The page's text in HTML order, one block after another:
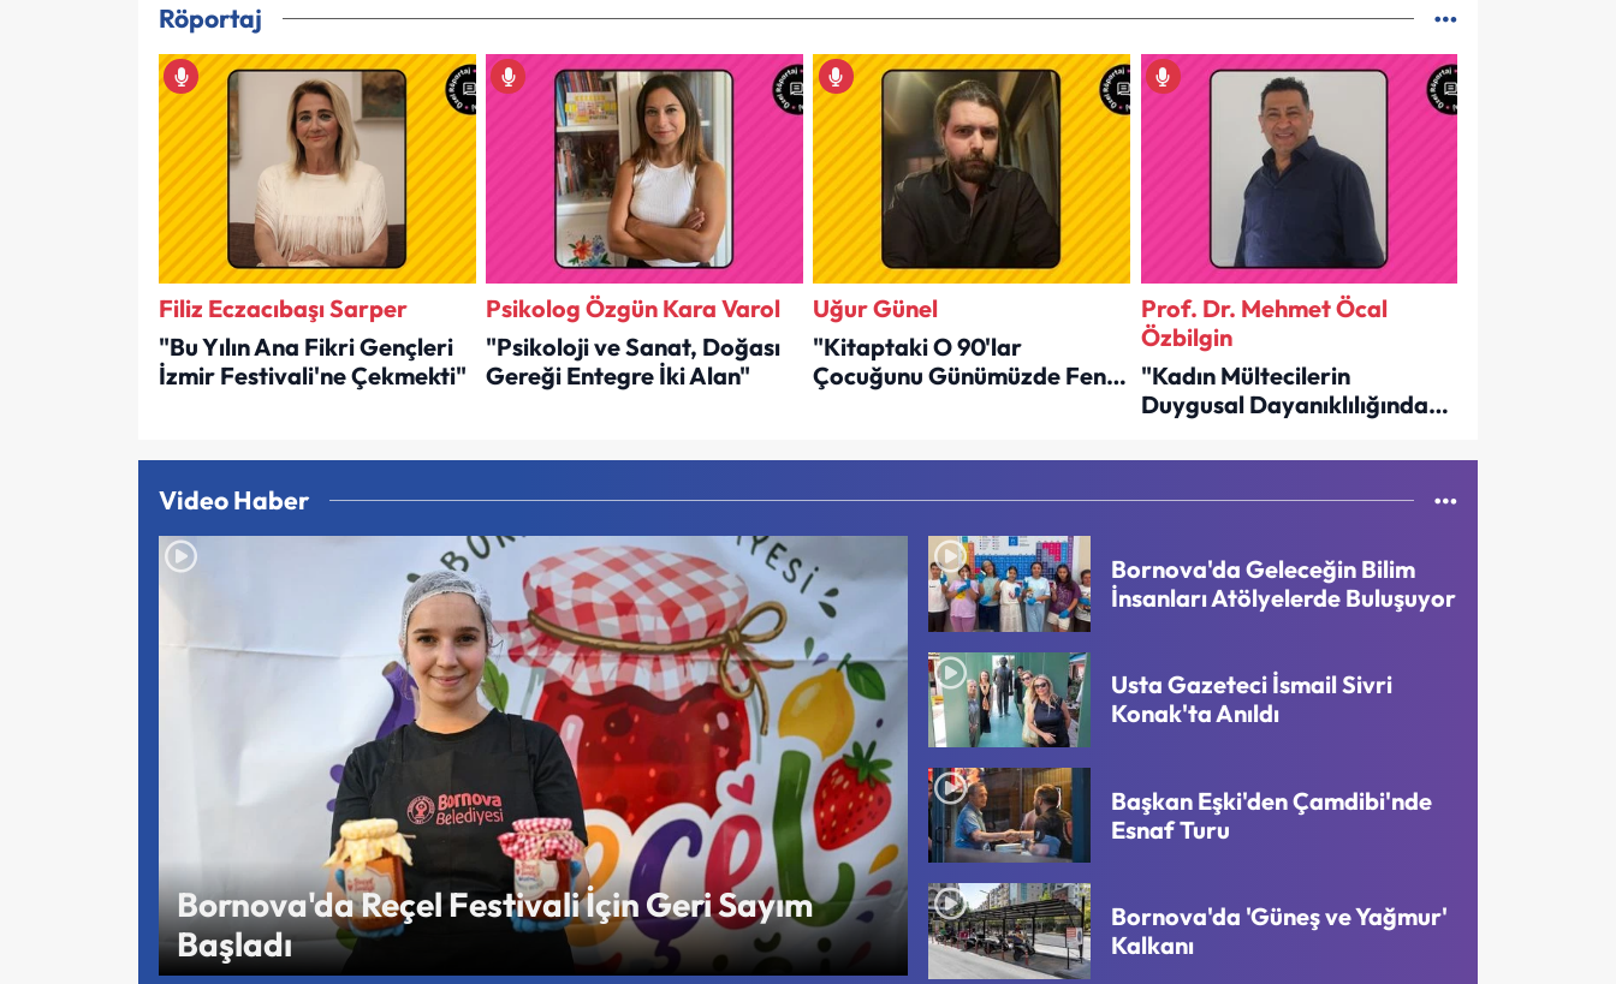
Röportaj
Filiz Eczacıbaşı Sarper
"Bu Yılın Ana Fikri Gençleri
İzmir Festivali'ne Çekmekti"
Psikolog Özgün Kara Varol
"Psikoloji ve Sanat, Doğası
Gereği Entegre İki Alan"
Uğur Günel
"Kitaptaki O 90'lar
Çocuğunu Günümüzde Fena
Prof. Dr. Mehmet Öcal
Özbilgin
"Kadın Mültecilerin
Duygusal Dayanıklılığından
Video Haber
Bornova'da Reçel Festivali İçin Geri Sayım
Başladı
Bornova'da Geleceğin Bilim
İnsanları Atölyelerde Buluşuyor
Usta Gazeteci İsmail Sivri
Konak'ta Anıldı
Başkan Eşki'den Çamdibi'nde
Esnaf Turu
Bornova'da 'Güneş ve Yağmur'
Kalkanı